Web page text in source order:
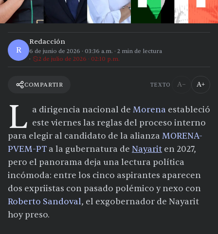
R
Redacción
6 de junio de 2026 · 03:36 a.m. · 2 min de lectura
2 de julio de 2026 · 02:10 p.m.
COMPARTIR TEXTO A− A+
L a dirigencia nacional de Morena estableció
este viernes las reglas del proceso interno
para elegir al candidato de la alianza MORENA-
PVEM-PT a la gubernatura de Nayarit en 2027,
pero el panorama deja una lectura política
incómoda: entre los cinco aspirantes aparecen
dos expriistas con pasado polémico y nexo con
Roberto Sandoval, el exgobernador de Nayarit
hoy preso.